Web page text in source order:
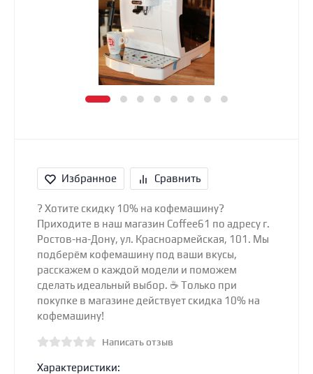
Избранное Сравнить
? Хотите скидку 10% на кофемашину?
Приходите в наш магазин Coffee61 по адресу г.
Ростов-на-Дону, ул. Красноармейская, 101. Мы
подберём кофемашину под ваши вкусы,
расскажем о каждой модели и поможем
сделать идеальный выбор. ☕ Только при
покупке в магазине действует скидка 10% на
кофемашину!
Написать отзыв
Характеристики: